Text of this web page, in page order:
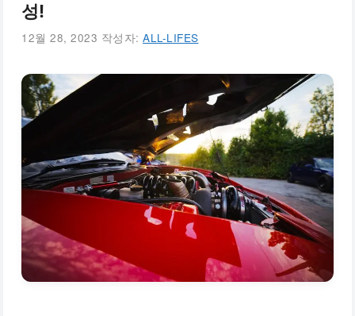
성!
12월 28, 2023 작성자: ALL-LIFES